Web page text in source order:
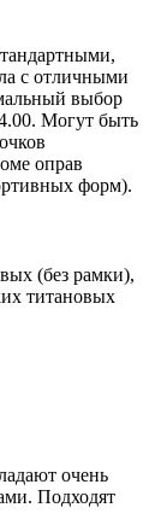
с отличными
выбор
Могут быть
оправ
форм).
(без рамки),
титановых
очень
Подходят